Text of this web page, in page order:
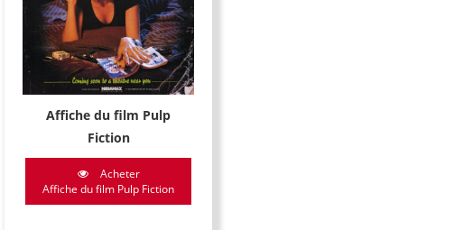
Affiche du film Pulp
Fiction
Acheter
Affiche du film Pulp Fiction